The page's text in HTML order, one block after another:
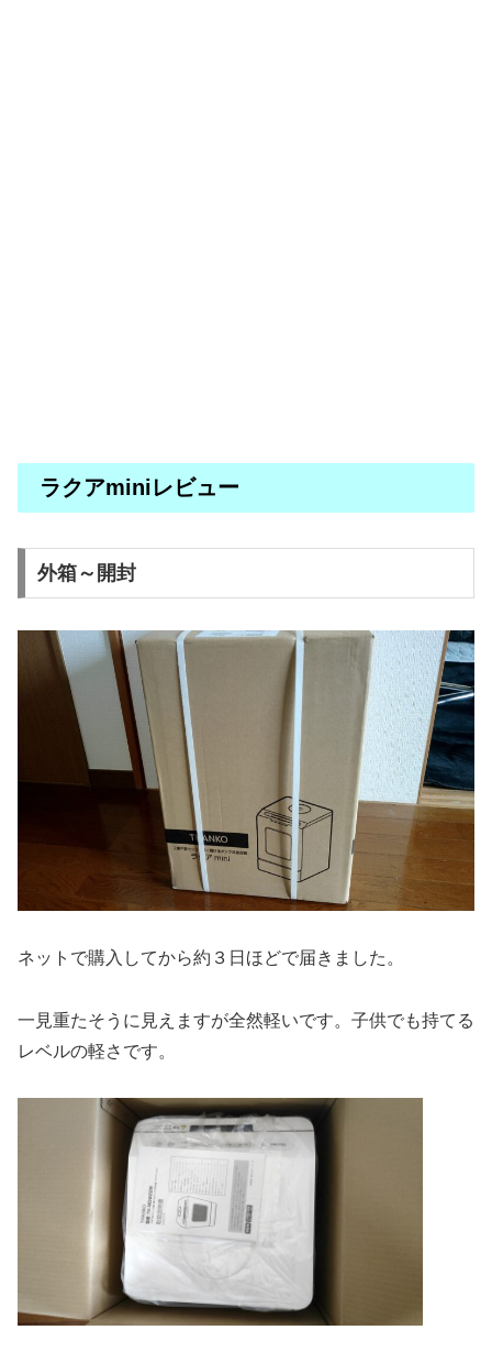
ラクアminiレビュー
外箱～開封
ネットで購入してから約３日ほどで届きました。
一見重たそうに見えますが全然軽いです。子供でも持てる
レベルの軽さです。